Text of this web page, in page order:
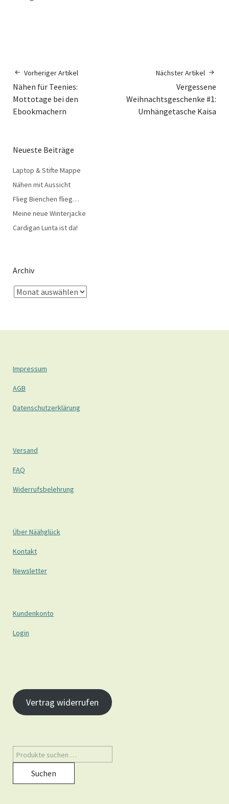
Vorheriger Artikel
Nähen für Teenies:
Mottotage bei den
Ebookmachern
Nächster Artikel
Vergessene
Weihnachtsgeschenke #1:
Umhängetasche Kaisa
Neueste Beiträge
Laptop & Stifte Mappe
Nähen mit Aussicht
Flieg Bienchen flieg…
Meine neue Winterjacke
Cardigan Lunta ist da!
Archiv
Impressum
AGB
Datenschutzerklärung
Versand
FAQ
Widerrufsbelehrung
Über Näähglück
Kontakt
Newsletter
Kundenkonto
Login
Vertrag widerrufen
Suchen